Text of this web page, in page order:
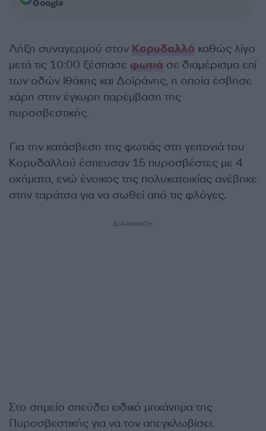
Google
Λήξη συναγερμού στον Κορυδαλλό καθώς λίγο
μετά τις 10:00 ξέσπασε φωτιά σε διαμέρισμα επί
των οδών Ιθάκης και Δοϊράνης, η οποία έσβησε
χάρη στην έγκυρη παρέμβαση της
πυροσβεστικής.
Για την κατάσβεση της φωτιάς στη γειτονιά του
Κορυδαλλού έσπευσαν 15 πυροσβέστες με 4
οχήματα, ενώ ένοικος της πολυκατοικίας ανέβηκε
στην ταράτσα για να σωθεί από τις φλόγες.
ΔΙΑΦΗΜΙΣΗ
Στο σημείο σπεύδει ειδικό μηχάνημα της
Πυροσβεστικής για να τον απεγκλωβίσει.